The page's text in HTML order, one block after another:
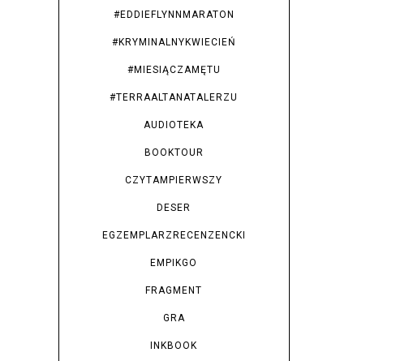
#EDDIEFLYNNMARATON
#KRYMINALNYKWIECIEŃ
#MIESIĄCZAMĘTU
#TERRAALTANATALERZU
AUDIOTEKA
BOOKTOUR
CZYTAMPIERWSZY
DESER
EGZEMPLARZRECENZENCKI
EMPIKGO
FRAGMENT
GRA
INKBOOK